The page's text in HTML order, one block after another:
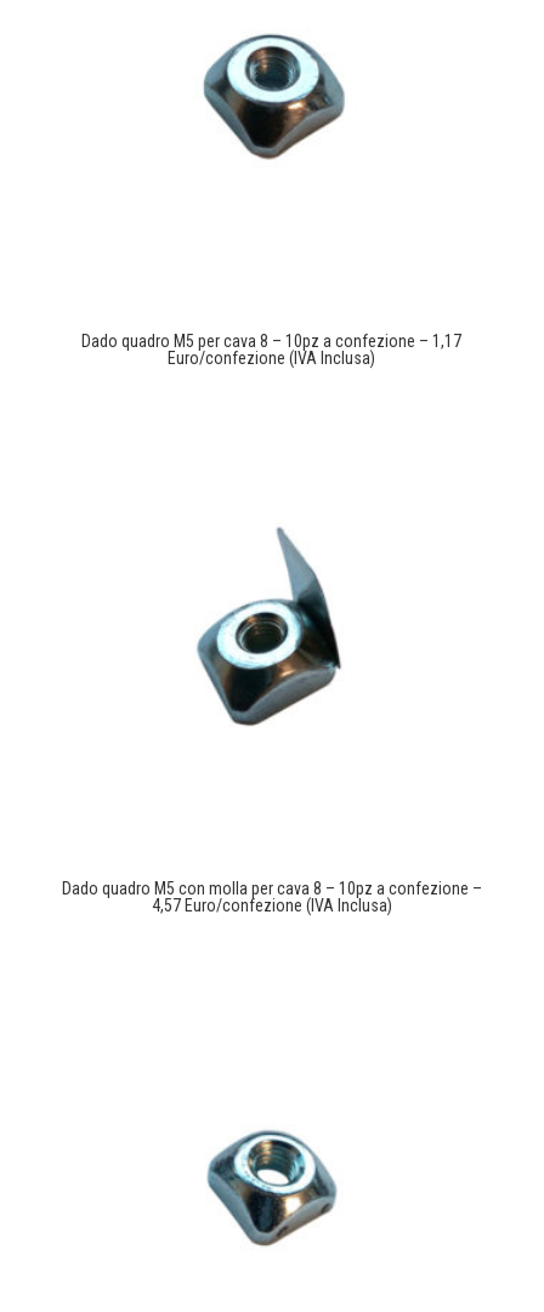
Dado quadro M5 per cava 8 – 10pz a confezione – 1,17
Euro/confezione (IVA Inclusa)
Dado quadro M5 con molla per cava 8 – 10pz a confezione –
4,57 Euro/confezione (IVA Inclusa)